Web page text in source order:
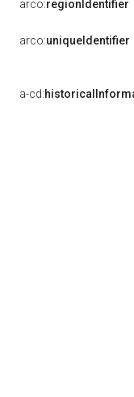
arco:regionIdentifier
arco:uniqueIdentifier
a-cd: